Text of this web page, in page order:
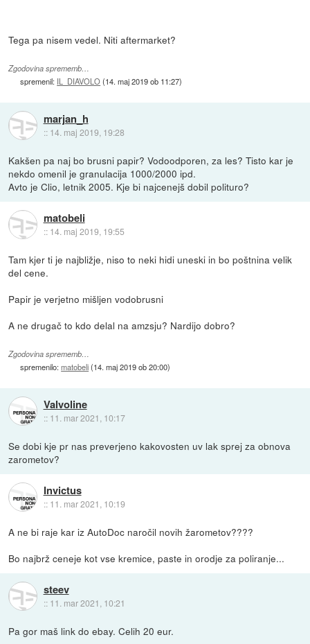
Tega pa nisem vedel. Niti aftermarket?
Zgodovina sprememb…
spremenil: IL_DIAVOLO(14. maj 2019 ob 11:27)
marjan_h
:: 14. maj 2019, 19:28
Kakšen pa naj bo brusni papir? Vodoodporen, za les? Tisto kar je
nekdo omenil je granulacija 1000/2000 ipd.
Avto je Clio, letnik 2005. Kje bi najcenejš dobil polituro?
matobeli
:: 14. maj 2019, 19:55
Tam kjer ti je najbližje, niso to neki hidi uneski in bo poštnina velik
del cene.
Papir je verjetno mišljen vodobrusni
A ne drugač to kdo delal na amzsju? Nardijo dobro?
Zgodovina sprememb…
spremenilo:matobeli(14. maj 2019 ob 20:00)
Valvoline
:: 11. mar 2021, 10:17
Se dobi kje pr nas preverjeno kakovosten uv lak sprej za obnova
zarometov?
Invictus
:: 11. mar 2021, 10:19
A ne bi raje kar iz AutoDoc naročil novih žarometov????
Bo najbrž ceneje kot vse kremice, paste in orodje za poliranje...
steev
:: 11. mar 2021, 10:21
Pa gor maš link do ebay. Celih 20 eur.